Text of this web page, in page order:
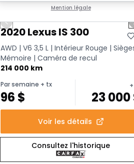
Mention légale
Très bonne offre
Previous slide
2020 Lexus IS 300
AWD | V6 3,5 L | Intérieur Rouge |
Mémoire | Caméra de recul
214 000 km
Par semaine + tx
96 $ 23 000
Voir les détails
Consultez l'historique